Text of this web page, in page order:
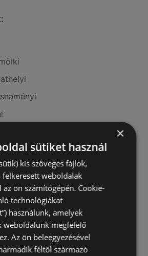
akciós újságjai
aktuális akciós újságjai
×
sütiket használ
kis szöveges fájlok,
felkeresett weboldalak
az ön számítógépén. Cookie-
technológiákat
használunk, amelyek
weboldalunk megfelelő
Az ön beleegyezésével
féltől származó